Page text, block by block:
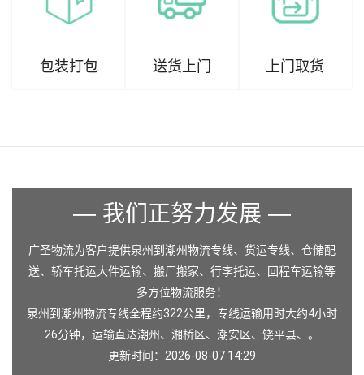
包装打包 送货上门 上门取货
— 我们正努力发展 —
广圣物流为客户提供泉州到潮州物流专线、货运专线、仓储配
送、轿车托运大件运输、搬厂搬家、行李托运、回程车运输等
多方位物流服务！
泉州到潮州物流专线全程约322公里，专线运输用时大约4小时
26分钟，运输直达潮州、湘桥区、潮安区、饶平县、。
更新时间：2026-08-07 14:29